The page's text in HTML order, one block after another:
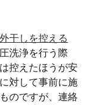
干しを控える
洗浄を行う際
控えたほうが安
対して事前に施
のですが、連絡